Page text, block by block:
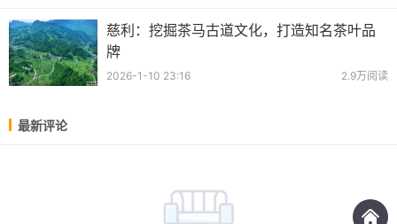
慈利：挖掘茶马古道文化，打造知名茶叶品
牌
2026-1-10 23:16 2.9万阅读
最新评论